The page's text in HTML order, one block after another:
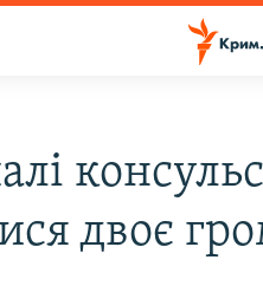
двоє